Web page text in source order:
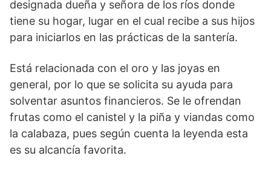
designada dueña y señora de los ríos donde
tiene su hogar, lugar en el cual recibe a sus hijos
para iniciarlos en las prácticas de la santería.
Está relacionada con el oro y las joyas en
general, por lo que se solicita su ayuda para
solventar asuntos financieros. Se le ofrendan
frutas como el canistel y la piña y viandas como
la calabaza, pues según cuenta la leyenda esta
es su alcancía favorita.